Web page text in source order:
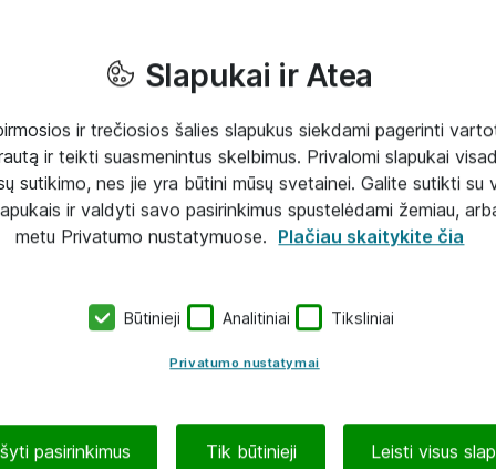
Slapukai ir Atea
ir trečiosios šalies slapukus siekdami pagerinti
ir teikti suasmenintus skelbimus. Privalomi slapukai
sutikimo, nes jie yra būtini mūsų svetainei. Galite sutikti su
ir valdyti savo pasirinkimus spustelėdami žemiau,
metu Privatumo nustatymuose. Plačiau skaitykite čia
Būtinieji Analitiniai Tiksliniai
Privatumo nustatymai
pasirinkimus Tik būtinieji Leisti visus